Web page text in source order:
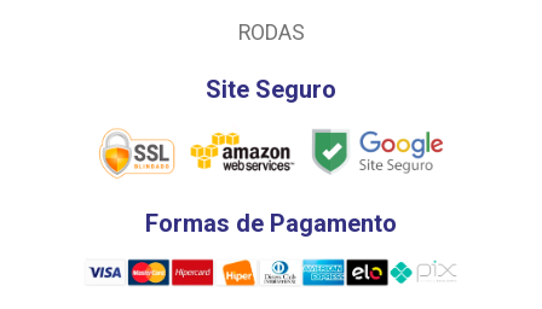
RODAS
Site Seguro
Formas de Pagamento